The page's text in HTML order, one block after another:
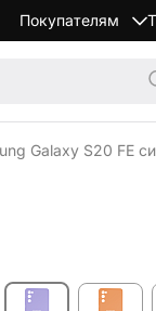
Покупателям
Galaxy S20 FE